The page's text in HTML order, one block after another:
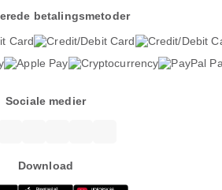
betalingsmetoder
Sociale medier
Download